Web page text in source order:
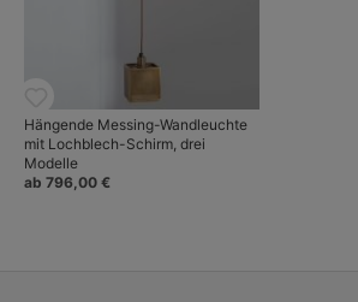
Hängende Messing-Wandleuchte
mit Lochblech-Schirm, drei
Modelle
ab 796,00 €